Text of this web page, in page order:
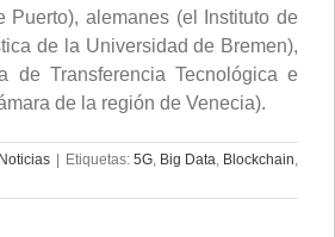
Puerto), alemanes (el Instituto de
de la Universidad de Bremen),
de Transferencia Tecnológica e
de la región de Venecia).
Noticias | Etiquetas: 5G Big Data Blockchain